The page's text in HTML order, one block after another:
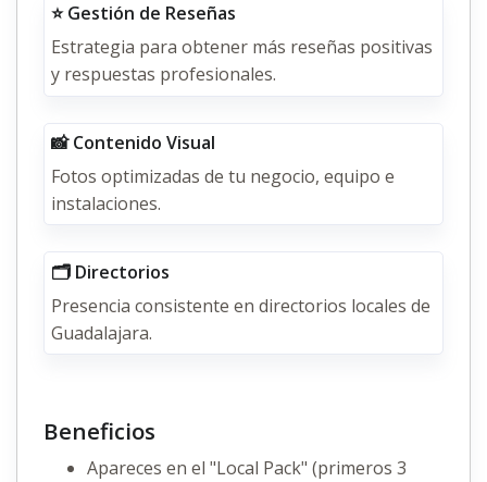
⭐ Gestión de Reseñas
Estrategia para obtener más reseñas positivas
y respuestas profesionales.
📸 Contenido Visual
Fotos optimizadas de tu negocio, equipo e
instalaciones.
🗂️ Directorios
Presencia consistente en directorios locales de
Guadalajara.
Beneficios
Apareces en el "Local Pack" (primeros 3